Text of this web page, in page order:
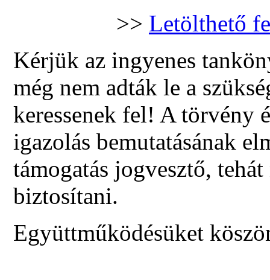
>> Letölthető
Kérjük az ingyenes
még nem adták le a
keressenek fel! A törvény
igazolás bemutatásának
támogatás jogvesztő,
biztosítani.
Együttműködésüket